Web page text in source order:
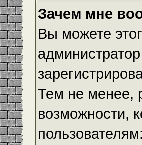
Зачем мне
Вы можете
Тем не менее,
возможности,